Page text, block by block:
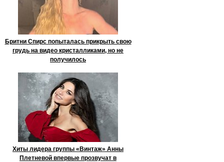
Бритни Спирс попыталась прикрыть свою
грудь на видео кристалликами, но не
получилось
Хиты лидера группы «Винтаж» Анны
Плетневой впервые прозвучат в